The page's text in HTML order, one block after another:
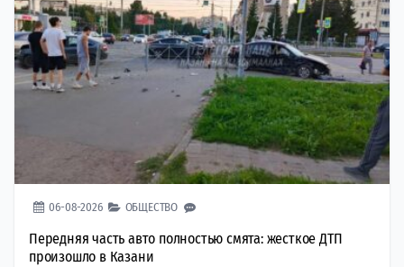
06-08-2026 ОБЩЕСТВО
Передняя часть авто полностью смята: жесткое ДТП
произошло в Казани